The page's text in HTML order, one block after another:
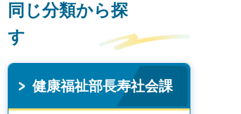
同じ分類から探
す
健康福祉部長寿社会課